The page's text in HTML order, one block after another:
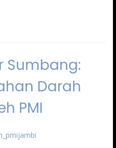
Sumbang:
Darah
PMI